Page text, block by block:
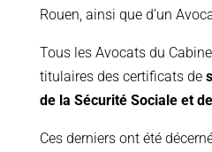
Rouen, ainsi que d’un
Tous les Avocats du
titulaires des certificats de
de la Sécurité Sociale et
Ces derniers ont été